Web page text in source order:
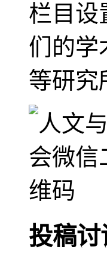
栏目设
们的学
等研究
投稿讨